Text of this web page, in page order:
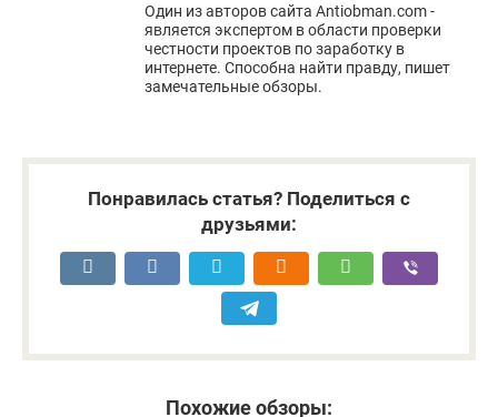
Один из авторов сайта Antiobman.com -
является экспертом в области проверки
честности проектов по заработку в
интернете. Способна найти правду, пишет
замечательные обзоры.
Понравилась статья? Поделиться с
друзьями:
Похожие обзоры: